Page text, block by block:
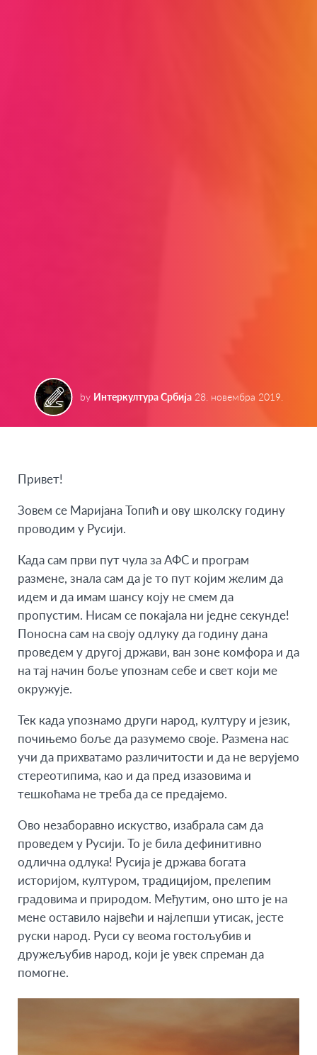
by Интеркултура Србија 28. новембра 2019.
Привет!
Зовем се Маријана Топић и ову школску годину
проводим у Русији.
Када сам први пут чула за АФС и програм
размене, знала сам да је то пут којим желим да
идем и да имам шансу коју не смем да
пропустим. Нисам се покајала ни једне секунде!
Поносна сам на своју одлуку да годину дана
проведем у другој држави, ван зоне комфора и да
на тај начин боље упознам себе и свет који ме
окружује.
Тек када упознамо други народ, културу и језик,
почињемо боље да разумемо својe. Размена нас
учи да прихватамо различитости и да не верујемо
стереотипима, као и да пред изазовима и
тешкоћама не треба да се предајемо.
Ово незаборавно искуство, изабрала сам да
проведем у Русији. То је била дефинитивно
одлична одлука! Русија је држава богата
историјом, културом, традицијом, прелепим
градовима и природом. Међутим, оно што је на
мене оставило највећи и најлепши утисак, јесте
руски народ. Руси су веома гостољубив и
дружељубив народ, који је увек спреман да
помогне.